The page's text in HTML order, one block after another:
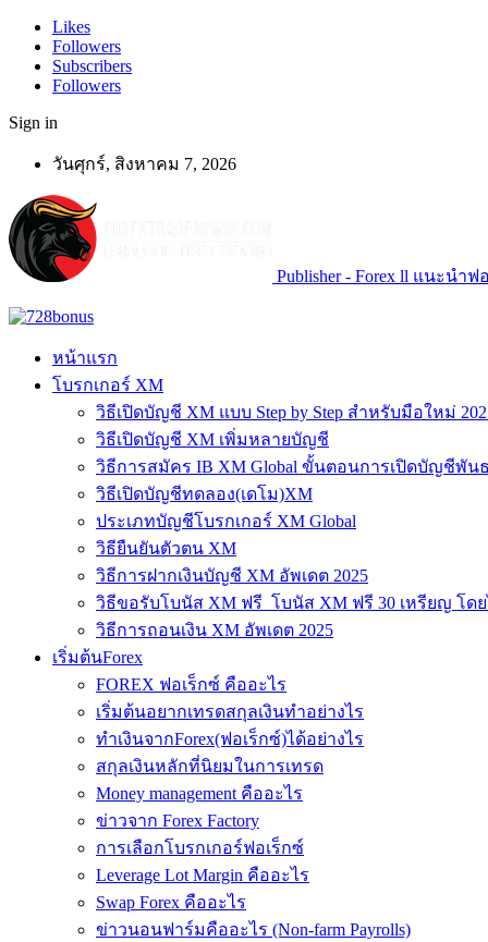
Likes
Followers
Subscribers
Followers
Sign in
วันศุกร์, สิงหาคม 7, 2026
Publisher - Forex ll แนะนำ
หน้าแรก
โบรกเกอร์ XM
วิธีเปิดบัญชี XM แบบ Step by Step สำหรับมือใหม่
วิธีเปิดบัญชี XM เพิ่มหลายบัญชี
วิธีการสมัคร IB XM Global ขั้นตอนการเปิดบัญชีพันธ
วิธีเปิดบัญชีทดลอง(เดโม)XM
ประเภทบัญชีโบรกเกอร์ XM Global
วิธียืนยันตัวตน XM
วิธีการฝากเงินบัญชี XM อัพเดต 2025
วิธีขอรับโบนัส XM ฟรี โบนัส XM ฟรี 30 เหรียญ โดย
วิธีการถอนเงิน XM อัพเดต 2025
เริ่มต้นForex
FOREX ฟอเร็กซ์ คืออะไร
เริ่มต้นอยากเทรดสกุลเงินทำอย่างไร
ทำเงินจากForex(ฟอเร็กซ์)ได้อย่างไร
สกุลเงินหลักที่นิยมในการเทรด
Money management คืออะไร
ข่าวจาก Forex Factory
การเลือกโบรกเกอร์ฟอเร็กซ์
Leverage Lot Margin คืออะไร
Swap Forex คืออะไร
ข่าวนอนฟาร์มคืออะไร (Non-farm Payrolls)